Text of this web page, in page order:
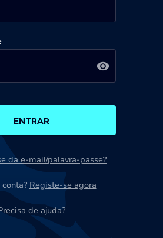
ENTRAR
da e-mail/palavra-passe?
Registe-se agora
de ajuda?